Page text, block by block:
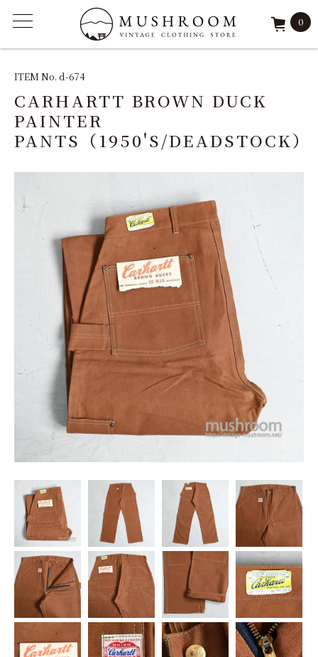
FEATURE
ARCHIVE
MY ACCOUNT
0
ITEM No. d-674
CARHARTT BROWN DUCK
PAINTER
PANTS（1950'S/DEADSTOCK）